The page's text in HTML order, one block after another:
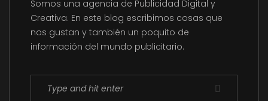
Somos una agencia de Publicidad Digital y
Creativa. En este blog escribimos cosas que
nos gustan y también un poquito de
información del mundo publicitario.